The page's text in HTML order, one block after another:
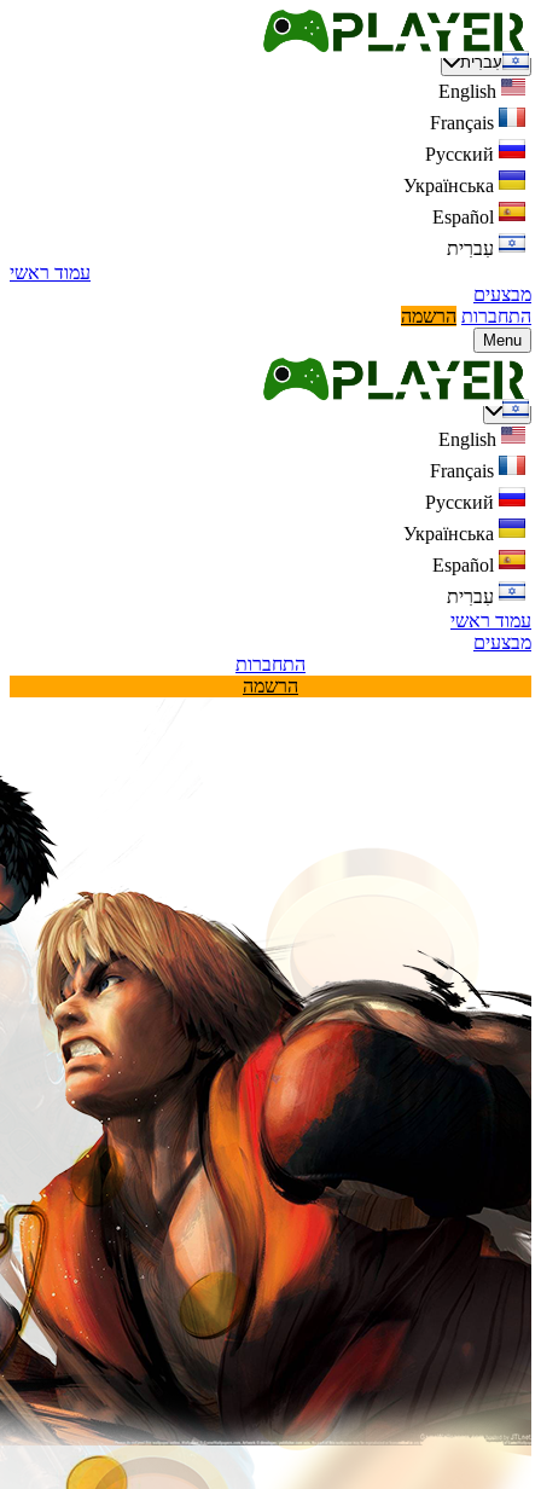
עִברִית
עִברִית
עמוד ראשי
מבצעים
התחברות הרשמה
Menu
עִברִית
עמוד ראשי
מבצעים
התחברות
הרשמה